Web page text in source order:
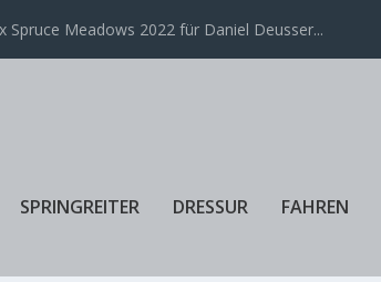
Spruce Meadows 2022 für Daniel Deusser...
SPRINGREITER DRESSUR FAHREN